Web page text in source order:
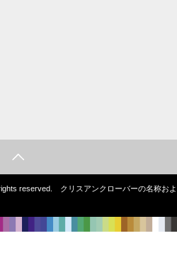
reserved. クリスアンクローバーの名称およ